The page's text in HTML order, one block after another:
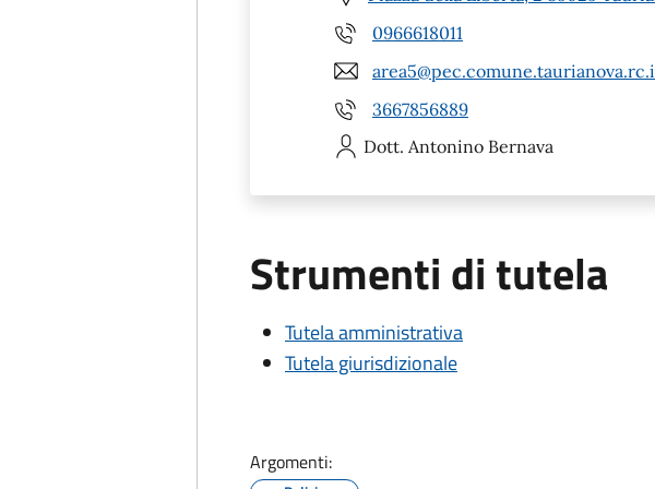
0966618011
3667856889
Dott. Antonino Bernava
Strumenti di tutela
Tutela amministrativa
Tutela giurisdizionale
Argomenti: